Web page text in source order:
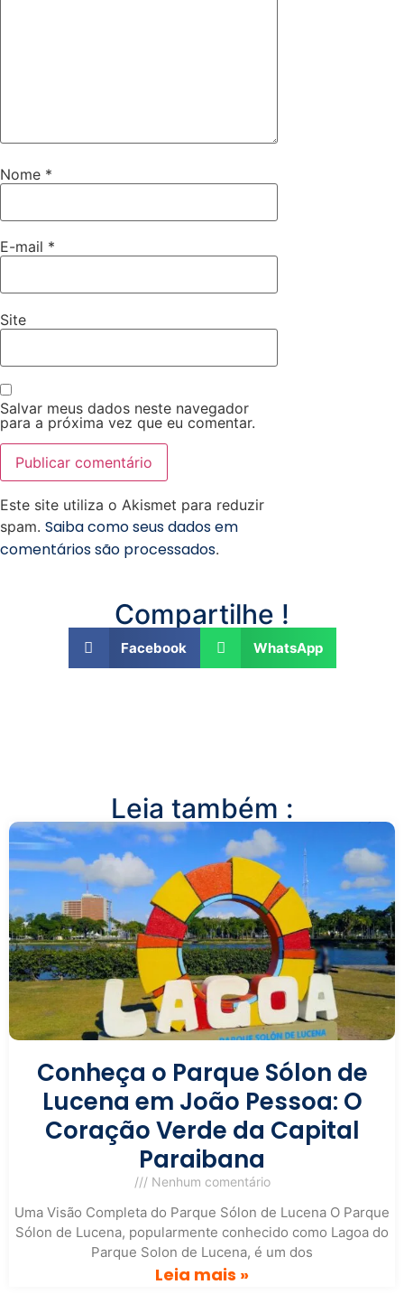
Nome *
E-mail *
Site
Salvar meus dados neste navegador
para a próxima vez que eu comentar.
Este site utiliza o Akismet para reduzir
spam. Saiba como seus dados em
comentários são processados.
Compartilhe !
Facebook WhatsApp
Leia também :
Conheça o Parque Sólon de
Lucena em João Pessoa: O
Coração Verde da Capital
Paraibana
Nenhum comentário
Uma Visão Completa do Parque Sólon de Lucena O Parque
Sólon de Lucena, popularmente conhecido como Lagoa do
Parque Solon de Lucena, é um dos
Leia mais »